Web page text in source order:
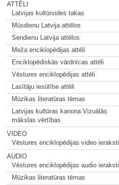
ATTĒLI
Latvijas kultūrvides takas
Mūsdienu Latvija attēlos
Sendienu Latvija attēlos
Meža enciklopēdijas attēli
Enciklopēdiskās vārdnīcas attēli
Vēstures enciklopēdijas attēli
Lasītāju iesūtītie attēli
Mūzikas literatūras tēmas
Latvijas kultūras kanona Vizuālās
mākslas vērtības
VIDEO
Vēstures enciklopēdijas video ieraksti
AUDIO
Vēstures enciklopēdijas audio ieraksti
Mūzikas literatūras tēmas